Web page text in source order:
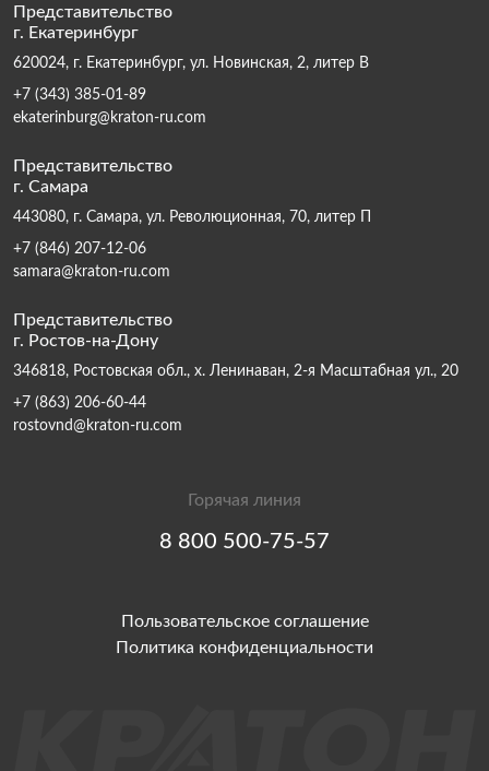
Представительство
г. Екатеринбург
620024, г. Екатеринбург, ул. Новинская, 2, литер В
+7 (343) 385-01-89
ekaterinburg@kraton-ru.com
Представительство
г. Самара
443080, г. Самара, ул. Революционная, 70, литер П
+7 (846) 207-12-06
samara@kraton-ru.com
Представительство
г. Ростов-на-Дону
346818, Ростовская обл., х. Ленинаван, 2-я Масштабная ул., 20
+7 (863) 206-60-44
rostovnd@kraton-ru.com
Горячая линия
8 800 500-75-57
Пользовательское соглашение
Политика конфиденциальности